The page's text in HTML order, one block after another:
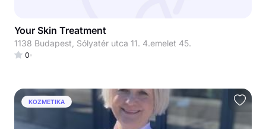
Your Skin Treatment
1138 Budapest, Sólyatér utca 11. 4.emelet 45.
0
KOZMETIKA